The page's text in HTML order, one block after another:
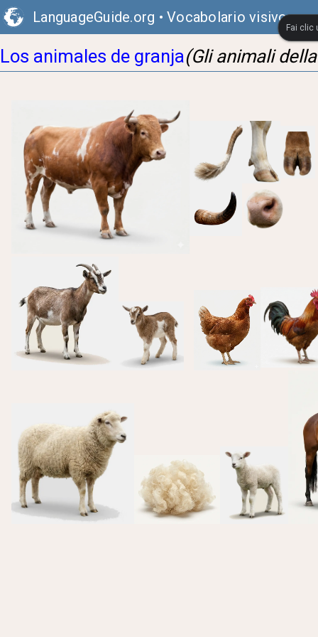
LanguageGuide.org • Vocabolario visivo
Los animales de granja(Gli animali
Fai clic